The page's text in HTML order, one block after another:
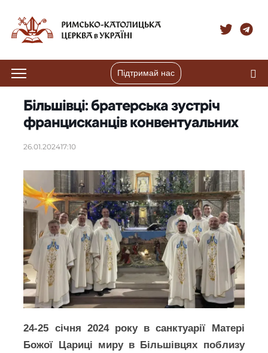
Підтримай нас
Більшівці: братерська зустріч
францисканців конвентуальних
26.01.202417:10
24-25 січня 2024 року в санктуарії Матері
Божої Цариці миру в Більшівцях поблизу